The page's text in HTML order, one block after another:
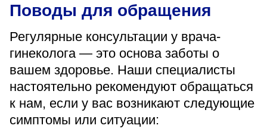
Поводы для обращения
Регулярные консультации у врача-
гинеколога — это основа заботы о
вашем здоровье. Наши специалисты
настоятельно рекомендуют обращаться
к нам, если у вас возникают следующие
симптомы или ситуации: